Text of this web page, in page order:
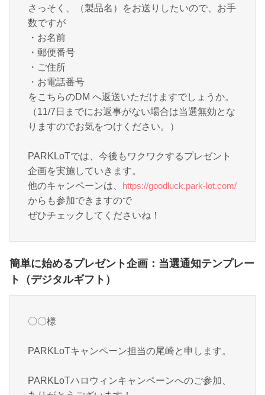
さっそく、（製品名）をお送りしたいので、お手
数ですが
・お名前
・郵便番号
・ご住所
・お電話番号
をこちらのDM へ返送いただけますでしょうか。
（11/7日までにお返事がない場合は当選無効とな
りますのでお気をつけください。）
PARKLoTでは、今後もワクワクするプレゼント
企画を実施していきます。
他のキャンペーンは、 https://goodluck.park-lot.com/
からも参加できますので
ぜひチェックしてくださいね！
簡単に始めるプレゼント企画：当選通知テンプレー
ト（デジタルギフト）
〇〇様
PARKLoTキャンペーン担当の尾崎と申します。
PARKLoTハロウィンキャンペーンへのご参加、